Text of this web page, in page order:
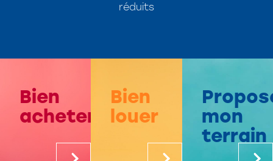
réduits
Bien
acheter
Bien
louer
mon
terrain